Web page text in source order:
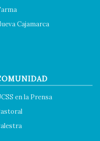
Cajamarca
en la Prensa